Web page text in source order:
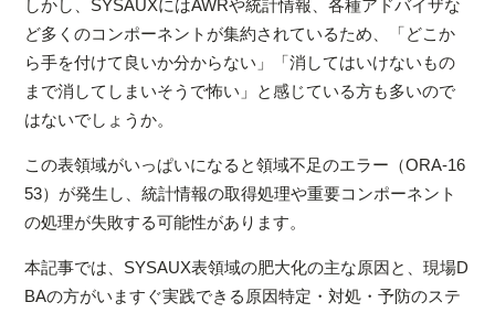
しかし、SYSAUXにはAWRや統計情報、各種アドバイザな
ど多くのコンポーネントが集約されているため、「どこか
ら手を付けて良いか分からない」「消してはいけないもの
まで消してしまいそうで怖い」と感じている方も多いので
はないでしょうか。
この表領域がいっぱいになると領域不足のエラー（ORA-16
53）が発生し、統計情報の取得処理や重要コンポーネント
の処理が失敗する可能性があります。
本記事では、SYSAUX表領域の肥大化の主な原因と、現場D
BAの方がいますぐ実践できる原因特定・対処・予防のステ